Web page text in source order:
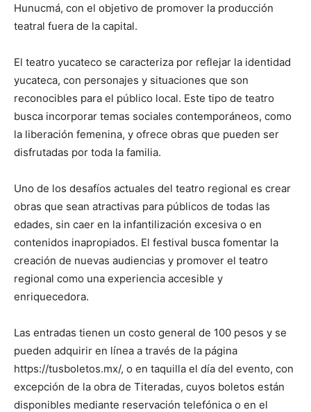
Hunucmá, con el objetivo de promover la producción
teatral fuera de la capital.
El teatro yucateco se caracteriza por reflejar la identidad
yucateca, con personajes y situaciones que son
reconocibles para el público local. Este tipo de teatro
busca incorporar temas sociales contemporáneos, como
la liberación femenina, y ofrece obras que pueden ser
disfrutadas por toda la familia.
Uno de los desafíos actuales del teatro regional es crear
obras que sean atractivas para públicos de todas las
edades, sin caer en la infantilización excesiva o en
contenidos inapropiados. El festival busca fomentar la
creación de nuevas audiencias y promover el teatro
regional como una experiencia accesible y
enriquecedora.
Las entradas tienen un costo general de 100 pesos y se
pueden adquirir en línea a través de la página
https://tusboletos.mx/, o en taquilla el día del evento, con
excepción de la obra de Titeradas, cuyos boletos están
disponibles mediante reservación telefónica o en el